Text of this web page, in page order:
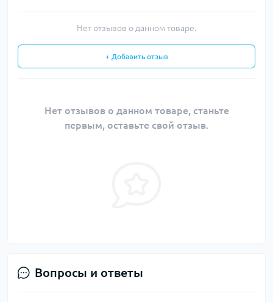
Нет отзывов о данном товаре.
+ Добавить отзыв
Нет отзывов о данном товаре, станьте
первым, оставьте свой отзыв.
Вопросы и ответы